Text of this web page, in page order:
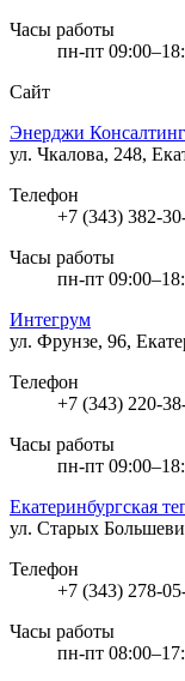
Часы работы
пн-пт
Сайт
Энерджи
ул. Чкалова, 248,
Телефон
+7 (343) 382-
Часы работы
пн-пт
Интегрум
ул. Фрунзе, 96,
Телефон
+7 (343) 220-
Часы работы
пн-пт
Екатеринбургская
ул. Старых
Телефон
+7 (343) 278-
Часы работы
пн-пт